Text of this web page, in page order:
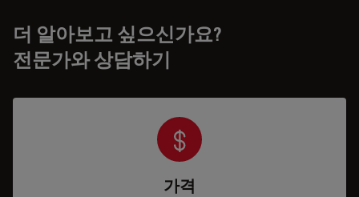
더 알아보고 싶으신가요?
전문가와 상담하기
가격